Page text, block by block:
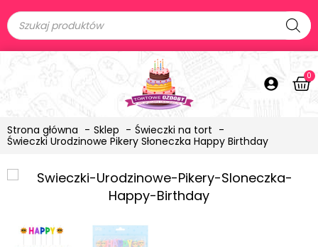
0
Strona główna Sklep
Świeczki na tort
Świeczki Urodzinowe Pikery Słoneczka Happy Birthday